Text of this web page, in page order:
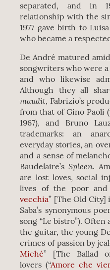
separated, and in
relationship with the
1977 gave birth to
who became a
De André matured
songwriters who were
and who likewise
Although they all
maudit, Fabrizio’s
from that of Gino Paoli
1967), and Bruno
trademarks: an
everyday stories, an
and a sense of
Baudelaire’sSpleen.
are lost loves, social
lives of the poor
vecchia” [The Old City]
Saba’s synonymous
song “Le bistro”).
the guitar, the young
crimes of passion by
Miché” [The Ballad
lovers (“Amore che